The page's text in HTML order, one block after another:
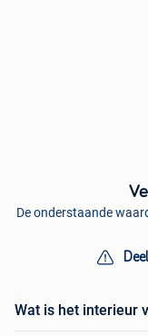
De onderstaande
Wat is het interieur